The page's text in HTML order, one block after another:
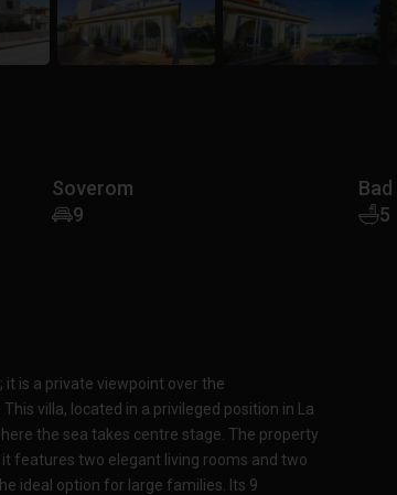
Soverom
9
Bad
5
it is a private viewpoint over the
villa, located in a privileged position in La
the sea takes centre stage. The property
features two elegant living rooms and two
ideal option for large families. Its 9